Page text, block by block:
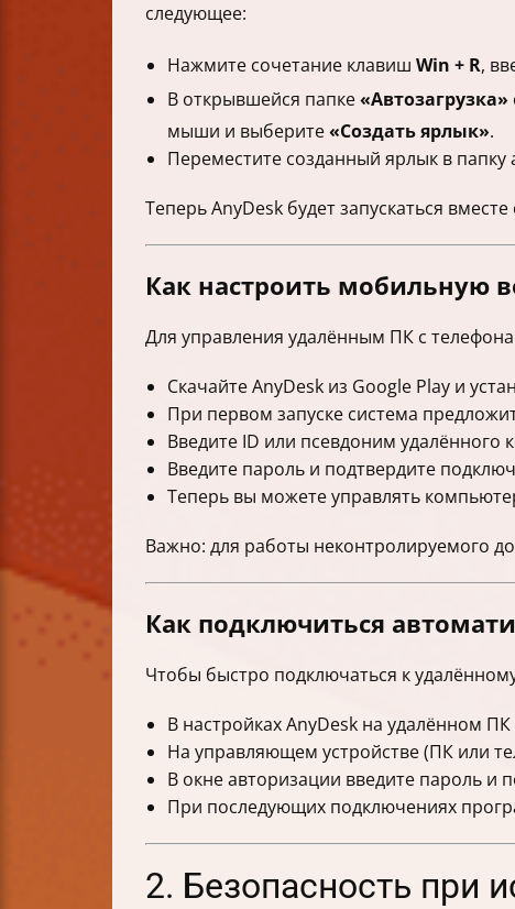
следующее:
Нажмите сочетание клавиш Win + R,
В открывшейся папке«Автозагрузка»
мыши и выберите«Создать ярлык».
Переместите созданный ярлык в папку
Теперь AnyDesk будет запускаться
Как настроить мобильную
Для управления удалённым ПК с
Скачайте AnyDesk из Google Play и
При первом запуске система
Введите ID или псевдоним удалённого
Введите пароль и подтвердите
Теперь вы можете управлять
Важно: для работы неконтролируемого
Как подключиться
Чтобы быстро подключаться к
В настройках AnyDesk на удалённом ПК
На управляющем устройстве (ПК или
В окне авторизации введите пароль и
При последующих подключениях
2. Безопасность при